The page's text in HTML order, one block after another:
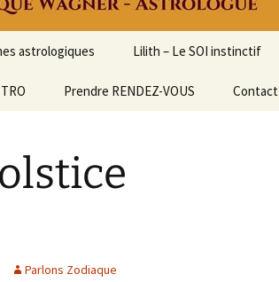
astrologiques Lilith – Le SOI instinctif
Prendre RENDEZ-VOUS Contact
Parlons Zodiaque